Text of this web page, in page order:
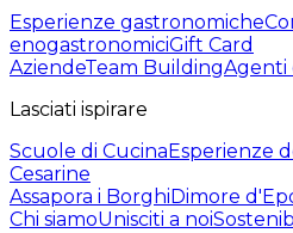
Esperienze gastronomiche
enogastronomiciGift Card
AziendeTeam BuildingAgenti
Lasciati ispirare
Scuole di CucinaEsperienze
Cesarine
Assapora i BorghiDimore
Chi siamoUnisciti a noi